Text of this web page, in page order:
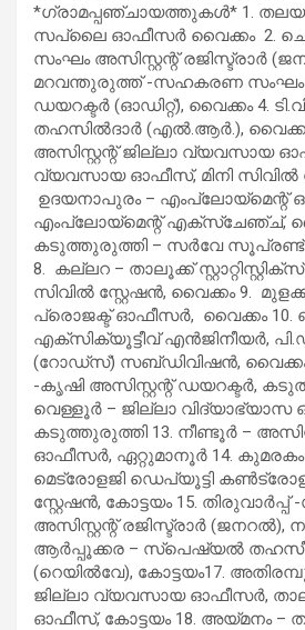
*ഗ്രാമപ്പഞ്ചായത്തുകള്‍* 1.
സപ്ലൈ ഓഫീസര്‍ വൈക്കം 2.
സംഘം അസിസ്റ്റന്റ് രജിസ്ട്രാര്‍
മറവന്തുരുത്ത് -സഹകരണ സംഘം
ഡയറക്ടര്‍ (ഓഡിറ്റ്), വൈക്കം 4.
തഹസില്‍ദാര്‍ (എല്‍.ആര്‍.), വൈക്കം
അസിസ്റ്റന്റ് ജില്ലാ വ്യവസായ
വ്യവസായ ഓഫീസ്, മിനി സിവില്‍
ഉദയനാപുരം – എംപ്ലോയ്‌മെന്റ്
എംപ്ലോയ്‌മെന്റ് എക്സ്ചേഞ്ച്,
കടുത്തുരുത്തി – സര്‍വേ സൂപ്രണ്ട്
8. കല്ലറ – താലൂക്ക്
സിവില്‍ സ്റ്റേഷന്‍, വൈക്കം 9.
പ്രൊജക്ട് ഓഫീസര്‍, വൈക്കം 10.
എക്സിക്യൂട്ടീവ് എന്‍ജിനീയര്‍,
(റോഡ്സ്) സബ്ഡിവിഷന്‍, വൈക്കം
-കൃഷി അസിസ്റ്റന്റ് ഡയറക്ടര്‍,
വെള്ളൂര്‍ – ജില്ലാ വിദ്യാഭ്യാസ
കടുത്തുരുത്തി 13. നീണ്ടൂര്‍ –
ഓഫീസര്‍, ഏറ്റുമാനൂര്‍ 14.
മെട്രോളജി ഡെപ്യൂട്ടി
സ്റ്റേഷന്‍, കോട്ടയം 15.
അസിസ്റ്റന്റ് രജിസ്ട്രാര്‍ (ജനറല്‍),
ആര്‍പ്പൂക്കര – സ്പെഷ്യല്‍
(റെയില്‍വേ), കോട്ടയം17.
ജില്ലാ വ്യവസായ ഓഫീസര്‍,
ഓഫീസ്, കോട്ടയം 18. അയ്മനം